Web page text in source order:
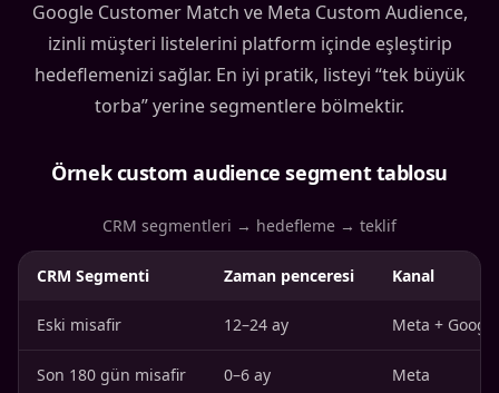
Google Customer Match ve Meta Custom Audience,
izinli müşteri listelerini platform içinde eşleştirip
hedeflemenizi sağlar. En iyi pratik, listeyi “tek büyük
torba” yerine segmentlere bölmektir.
Örnek custom audience segment tablosu
CRM segmentleri → hedefleme → teklif
CRM Segmenti Zaman penceresi Kanal
Eski misafir 12–24 ay Meta + Google
Son 180 gün misafir 0–6 ay Meta